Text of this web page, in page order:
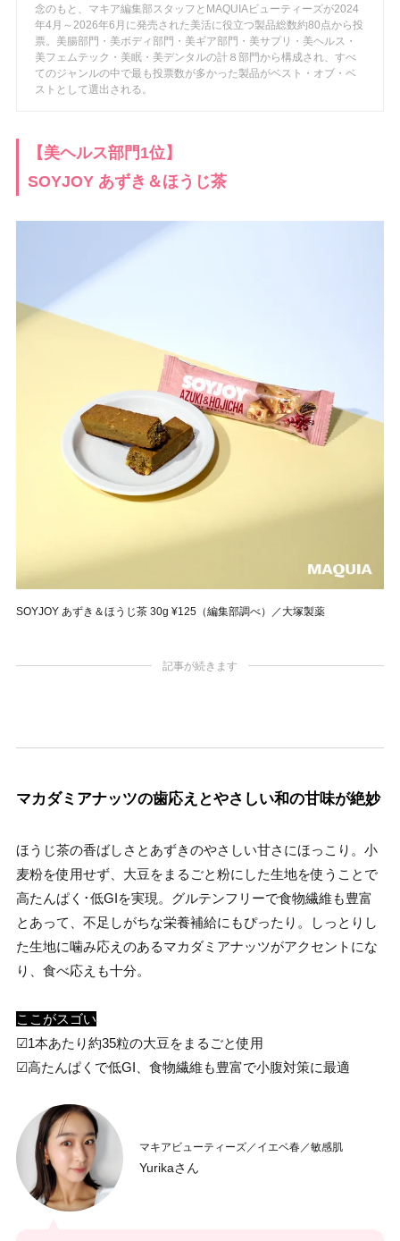
念のもと、マキア編集部スタッフとMAQUIAビューティーズが2024
年4月～2026年6月に発売された美活に役立つ製品総数約80点から投
票。美腸部門・美ボディ部門・美ギア部門・美サプリ・美ヘルス・
美フェムテック・美眠・美デンタルの計８部門から構成され、すべ
てのジャンルの中で最も投票数が多かった製品がベスト・オブ・ベ
ストとして選出される。
【美ヘルス部門1位】
SOYJOY あずき＆ほうじ茶
SOYJOY あずき＆ほうじ茶 30g ¥125（編集部調べ）／大塚製薬
記事が続きます
マカダミアナッツの歯応えとやさしい和の甘味が絶妙
ほうじ茶の香ばしさとあずきのやさしい甘さにほっこり。小
麦粉を使用せず、大豆をまるごと粉にした生地を使うことで
高たんぱく･低GIを実現。グルテンフリーで食物繊維も豊富
とあって、不足しがちな栄養補給にもぴったり。しっとりし
た生地に噛み応えのあるマカダミアナッツがアクセントにな
り、食べ応えも十分。
ここがスゴい
☑1本あたり約35粒の大豆をまるごと使用
☑︎高たんぱくで低GI、食物繊維も豊富で小腹対策に最適
マキアビューティーズ／イエベ春／敏感肌
Yurikaさん